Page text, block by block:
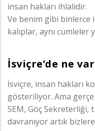
insan hakları ihlalidir.
Ve benim gibi binlerce
kalıplar, aynı cümleler
İsviçre’de ne
İsviçre, insan hakları
gösteriliyor. Ama
SEM, Göç Sekreterliği,
davranıyor artık